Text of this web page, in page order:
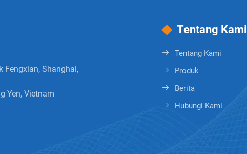
Fengxian, Shanghai,
Yen, Vietnam
Tentang Kami
Tentang Kami
Produk
Berita
Hubungi Kami